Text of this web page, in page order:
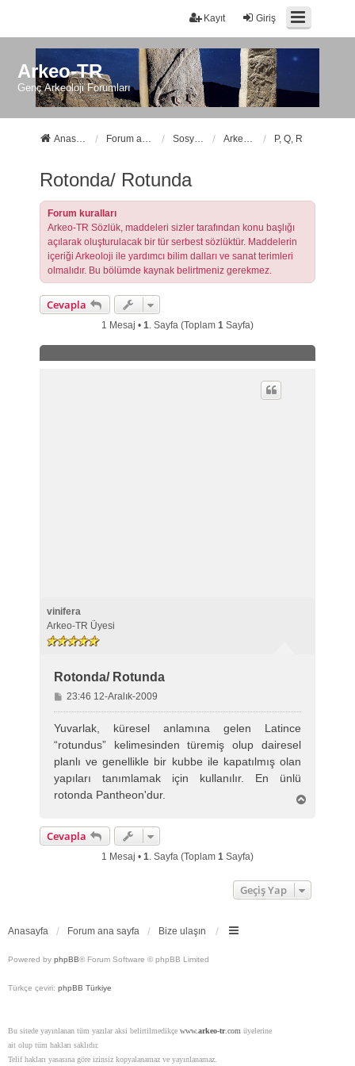
Giriş
Kayıt
Arkeo-TR
Genç Arkeoloji Forumları
Anasayfa Forum ana sayfa Sosyal Forumlarımız Arkeo-TR Sözlük P, Q, R
Rotonda/ Rotunda
Forum kuralları
Arkeo-TR Sözlük, maddeleri sizler tarafından konu başlığı
açılarak oluşturulacak bir tür serbest sözlüktür. Maddelerin
içeriği Arkeoloji ile yardımcı bilim dalları ve sanat terimleri
olmalıdır. Bu bölümde kaynak belirtmeniz gerekmez.
Cevapla
1 Mesaj • 1. Sayfa (Toplam 1Sayfa)
vinifera
Arkeo-TR Üyesi
Rotonda/ Rotunda
M
e
s
23:46 12-Aralık-2009
Yuvarlak, küresel anlamına gelen Latince
“rotundus” kelimesinden türemiş olup dairesel
planlı ve genellikle bir kubbe ile kapatılmış olan
yapıları tanımlamak için kullanılır. En ünlü
rotonda Pantheon'dur.
Cevapla
1 Mesaj • 1. Sayfa (Toplam 1Sayfa)
Geçiş Yap
Anasayfa Forum ana sayfa Bize ulaşın
Powered by phpBB® Forum Software © phpBB Limited
Türkçe çeviri: phpBB Türkiye
Bu sitede yayınlanan tüm yazılar aksi belirtilmedikçe www.arkeo-tr.com üyelerine
ait olup tüm hakları saklıdır.
Telif hakları yasasına göre izinsiz kopyalanamaz ve yayınlanamaz.